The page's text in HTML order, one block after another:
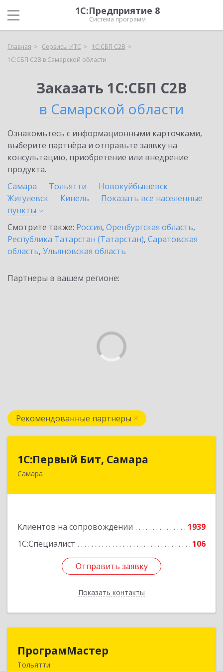
1С:Предприятие 8
Система программ
Главная Сервисы ИТС
1С:СБП C2B
1С:СБП C2B в Самарской области
Заказать 1С:СБП C2B
в Самарской области
Ознакомьтесь с информационными карточками,
выберите партнёра и отправьте заявку на
консультацию, приобретение или внедрение
продукта.
Самара
Тольятти
Новокуйбышевск
Жигулевск
Кинель
Показать все населенные
пункты
Смотрите также: Россия, Оренбургская область,
Республика Татарстан (Татарстан), Саратовская
область, Ульяновская область
Партнеры в вашем регионе:
Рекомендованные партнеры
1С:Первый Бит, Самара
Самара
Клиентов на сопровождении
1939
1С:Специалист
106
Отправить заявку
Показать контакты
1С:Первый Бит, Самара
443013, Самарская обл, Самара г, Дачная ул,
Отправить заявку
Назад
ПрограмМастер
Тольятти